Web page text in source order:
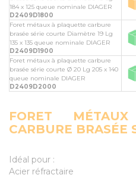
184 x 125 queue nominale DIAGER
D2409D1800
Foret métaux à plaquette carbure
brasée série courte Diamètre 19 Lg
135 x 135 queue nominale DIAGER
D2409D1900
Foret métaux à plaquette carbure
brasée série courte Ø 20 Lg 205 x 140
queue nominale DIAGER
D2409D2000
FORET
CARBURE BRASÉE
Idéal pour :
Acier réfractaire